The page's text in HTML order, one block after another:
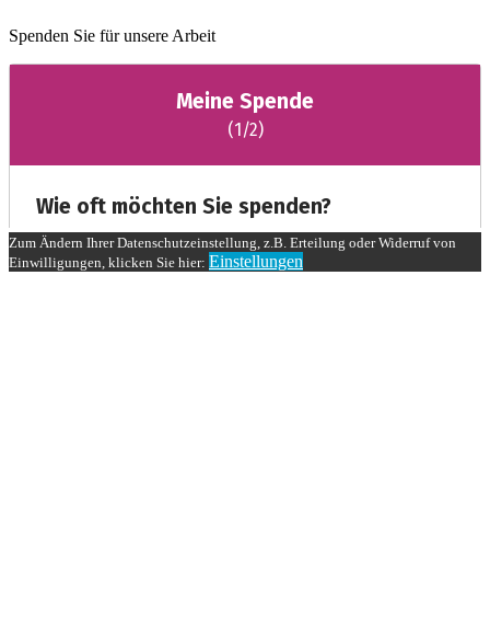
Spenden Sie für unsere Arbeit
Zum Ändern Ihrer Datenschutzeinstellung, z.B. Erteilung oder Widerruf von
Einwilligungen, klicken Sie hier: Einstellungen